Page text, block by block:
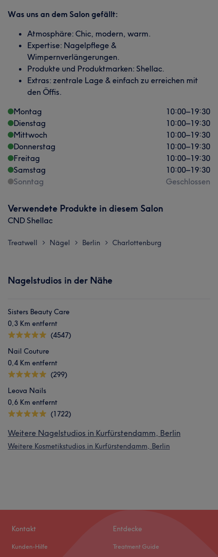
Was uns an dem Salon gefällt:
Atmosphäre: Chic, modern, warm.
Expertise: Nagelpflege &
Wimpernverlängerungen.
Produkte und Produktmarken: Shellac.
Extras: zentrale Lage & einfach zu erreichen mit
den Öffis.
Montag
10:00–19:30
Dienstag
10:00–19:30
Mittwoch
10:00–19:30
Donnerstag
10:00–19:30
Freitag
10:00–19:30
Samstag
10:00–19:30
Sonntag
Geschlossen
Verwendete Produkte in diesem Salon
CND Shellac
Treatwell > Nägel > Berlin > Charlottenburg
Nagelstudios in der Nähe
Sisters Beauty Care
0,3 Km entfernt
(4547)
Nail Couture
0,4 Km entfernt
(299)
Leova Nails
0,6 Km entfernt
(1722)
Weitere Nagelstudios in Kurfürstendamm, Berlin
Weitere Kosmetikstudios in Kurfürstendamm, Berlin
Kontakt
Kunden-Hilfe
Entdecke
Treatment Guide